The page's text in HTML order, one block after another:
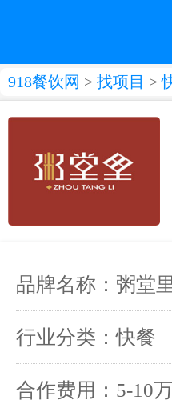
918餐饮网 > 找项目 >
品牌名称：粥堂
行业分类：快餐
合作费用：5-10万